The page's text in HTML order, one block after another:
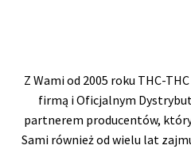
Z Wami od 2005 roku THC-
firmą i Oficjalnym
partnerem producentów,
Sami również od wielu lat